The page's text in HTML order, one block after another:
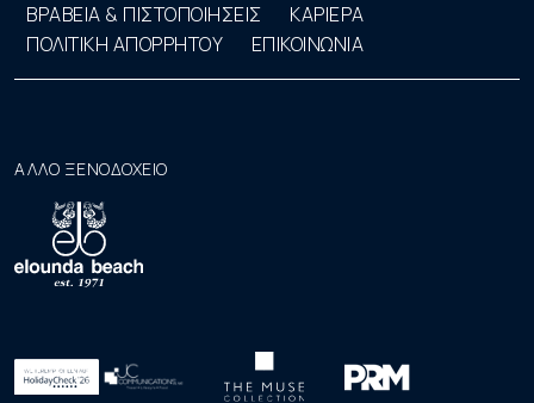
ΒΡΑΒΕΙΑ & ΠΙΣΤΟΠΟΙΗΣΕΙΣ
ΚΑΡΙΕΡΑ
ΠΟΛΙΤΙΚΗ ΑΠΟΡΡΗΤΟΥ
ΕΠΙΚΟΙΝΩΝΙΑ
ΑΛΛΟ ΞΕΝΟΔΟΧΕΙΟ